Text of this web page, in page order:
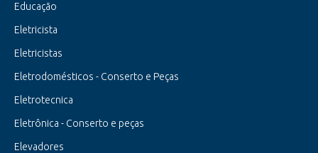
Educação
Eletricista
Eletricistas
Eletrodomésticos - Conserto e Peças
Eletrotecnica
Eletrônica - Conserto e peças
Elevadores